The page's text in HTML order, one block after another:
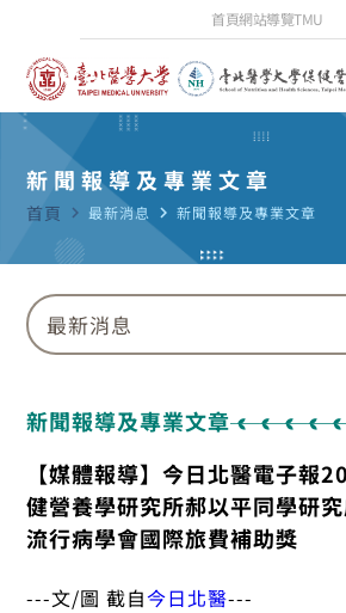
首頁網站導覽TMU
新聞報導及專業文章
首頁 navigate_next 最新消息 navigate_next 新聞報導及專業文章
最新消息
新聞報導及專業文章
【媒體報導】今日北醫電子報
健營養學研究所郝以平同學研
流行病學會國際旅費補助獎
---文/圖 截自今日北醫---